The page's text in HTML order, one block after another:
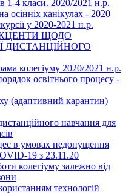
1-4 класи. 2020/2021 н.р.
осінніх канікулах - 2020
у 2020-2021 н.р.
ЩОДО
ДИСТАНЦІЙНОГО
колегіуму 2020/2021 н.р.
освітнього процесу -
(адаптивний карантин)
навчання для
в умовах недопущення
19 з 23.11.20
колегіуму залежно від
технологій